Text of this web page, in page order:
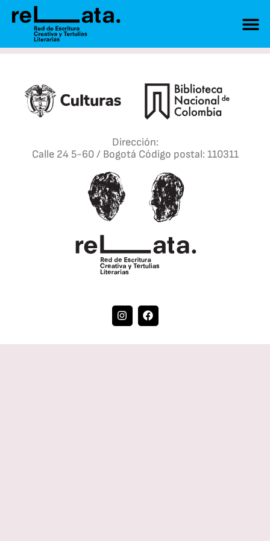
Dirección:
Calle 24 5-60 / Bogotá Código postal: 110311